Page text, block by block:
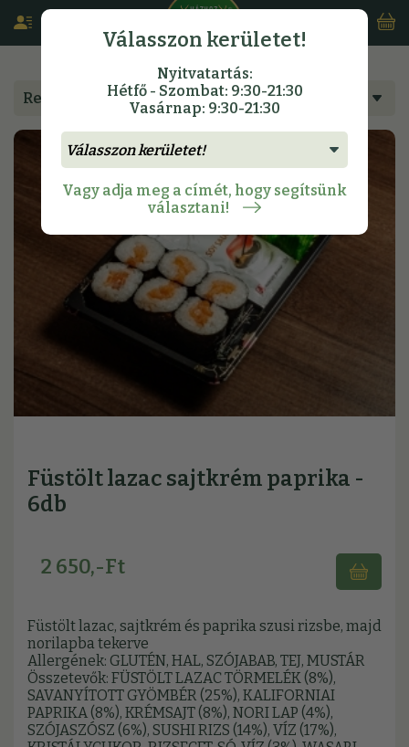
Rendeljen étlapunkról
Füstölt lazac sajtkrém paprika -
6db
2 650,-Ft
Füstölt lazac, sajtkrém és paprika szusi rizsbe, majd
norilapba tekerve
Allergének: GLUTÉN, HAL, SZÓJABAB, TEJ, MUSTÁR
Összetevők: FÜSTÖLT LAZAC TÖRMELÉK (8%),
SAVANYÍTOTT GYÖMBÉR (25%), KALIFORNIAI
PAPRIKA (8%), KRÉMSAJT (8%), NORI LAP (4%),
SZÓJASZÓSZ (6%), SUSHI RIZS (14%), VÍZ (17%),
Válasszon kerületet!
Nyitvatartás:
Hétfő - Szombat: 9:30-21:30
Vasárnap: 9:30-21:30
Vagy adja meg a címét, hogy segítsünk
választani!